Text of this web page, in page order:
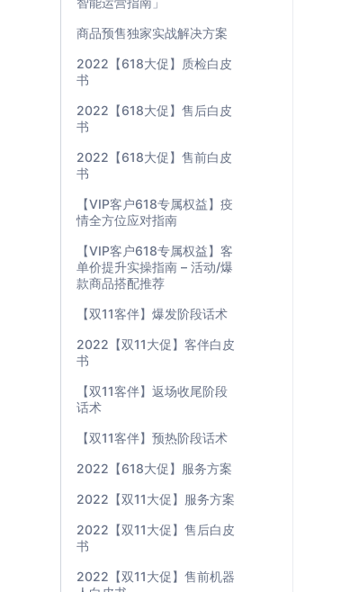
商品预售独家实战解决方案
2022【618大促】质检白皮
书
2022【618大促】售后白皮
书
2022【618大促】售前白皮
书
【VIP客户618专属权益】疫
情全方位应对指南
【VIP客户618专属权益】客
单价提升实操指南 – 活动/爆
款商品搭配推荐
【双11客伴】爆发阶段话术
2022【双11大促】客伴白皮
书
【双11客伴】返场收尾阶段
话术
【双11客伴】预热阶段话术
2022【618大促】服务方案
2022【双11大促】服务方案
2022【双11大促】售后白皮
书
2022【双11大促】售前机器